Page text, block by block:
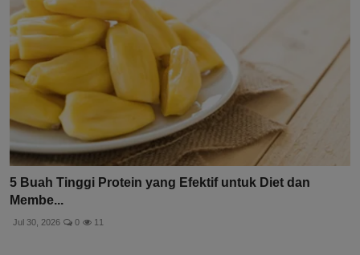
5 Buah Tinggi Protein yang Efektif untuk Diet dan
Membe...
Jul 30, 2026 0 11